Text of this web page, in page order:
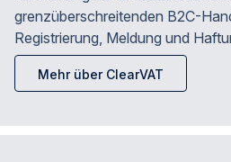
grenzüberschreitenden B2C-
Registrierung, Meldung und
Mehr über ClearVAT